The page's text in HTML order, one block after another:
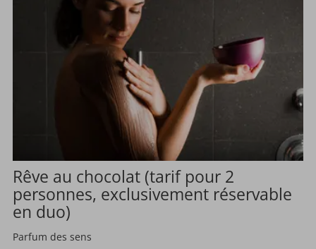
Rêve au chocolat (tarif pour 2
personnes, exclusivement réservable
en duo)
Parfum des sens